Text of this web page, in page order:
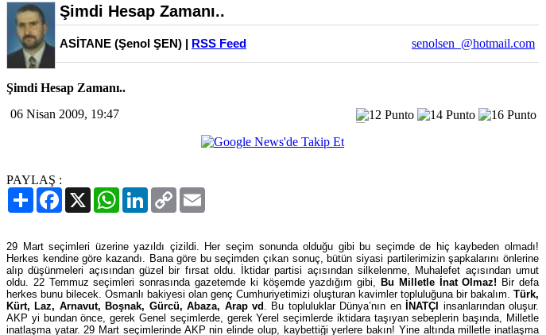
Şimdi Hesap Zamanı..
ASİTANE (Şenol ŞEN) | RSS Feed senolsen_@hotmail.com
Şimdi Hesap Zamanı..
06 Nisan 2009, 19:47
PAYLAŞ :
PaylaşFacebook
X WhatsAppLinkedIn
Copy
Link
29 Mart seçimleri üzerine yazıldı çizildi. Her seçim sonunda olduğu gibi bu seçimde de hiç kaybeden olmadı!
Herkes kendine göre kazandı. Bana göre bu seçimden çıkan sonuç, bütün siyasi partilerimizin şapkalarını önlerine
alıp düşünmeleri açısından güzel bir fırsat oldu. İktidar partisi açısından silkelenme, Muhalefet açısından umut
oldu. 22 Temmuz seçimleri sonrasında gazetemde ki köşemde yazdığım gibi, Bu Milletle İnat Olmaz! Bir defa
herkes bunu bilecek. Osmanlı bakiyesi olan genç Cumhuriyetimizi oluşturan kavimler topluluğuna bir bakalım. Türk,
Kürt, Laz, Arnavut, Boşnak, Gürcü, Abaza, Arap vd . Bu topluluklar Dünya’nın en İNATÇI
insanlarından oluşur.
AKP yi bundan önce, gerek Genel seçimlerde, gerek Yerel seçimlerde iktidara taşıyan sebeplerin başında, Milletle
inatlaşma yatar. 29 Mart seçimlerinde AKP nin elinde olup, kaybettiği yerlere bakın! Yine altında milletle inatlaşma